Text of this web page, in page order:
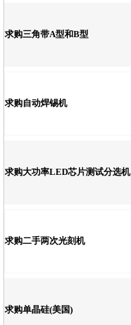
求购三角带A型和B型
求购自动焊锡机
求购大功率LED芯片测试分选机
求购二手两次光刻机
求购单晶硅(美国)